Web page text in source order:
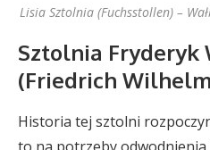
Lisia Sztolnia (Fuchsstollen) –
Sztolnia Fryderyk
(Friedrich
Historia tej sztolni